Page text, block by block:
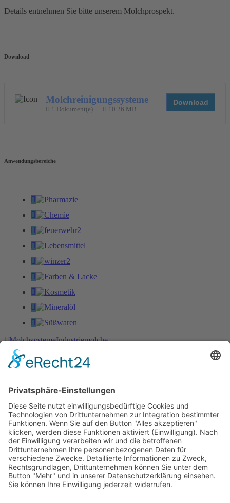
Details entnehmen Sie bitte unserem Molchprospekt.
Download
Molchreinigungssysteme
1 Dokument(e) 10.26 MB
Download
Anwendungsbereiche
MolchsystemeIndustriemolche
Die G.A. KIESEL GmbH ist ein weltweit tätiges, mittelständisches
Wir sind spezialisiert auf Exzenterschneckenpumpen und
Impellerpumpen für die Industrie- und Kellereitechnik, sowie
Molchsysteme.
Kontakt
G.A. KIESEL GmbH
Wannenäckerstr. 20
74078 Heilbronn